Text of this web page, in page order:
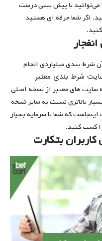
می‌توانید با پیش بینی درست
اگر شما حرفه ای هستید
شرط بندی میلیاردی انجام
شرط بندی معتبر
سایت های معتبر از نسخه اصلی
بالاتری نسبت به سایر نسخه
که شما با سرمایه بسیار
کسب کنید.
بتکارت